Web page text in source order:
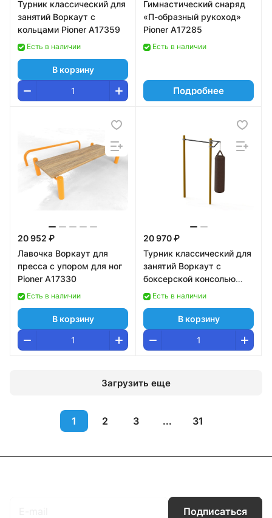
Турник классический для
занятий Воркаут с
кольцами Pioner A17359
Есть в наличии
В корзину
Гимнастический снаряд
«П-образный рукоход»
Pioner A17285
Есть в наличии
Подробнее
20 952 ₽
Лавочка Воркаут для
пресса с упором для ног
Pioner A17330
Есть в наличии
В корзину
20 970 ₽
Турник классический для
занятий Воркаут с
боксерской консолью
Pioner A17357
Есть в наличии
В корзину
Загрузить еще
1 2 3 ... 31
Подписаться